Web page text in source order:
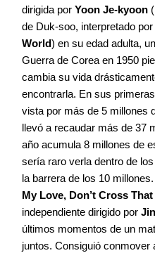
dirigida por Yoon Je-kyoon (
de Duk-soo, interpretado por
World) en su edad adulta,
Guerra de Corea en 1950
cambia su vida
encontrarla. En sus
vista por más de 5 millones
llevó a recaudar más de 37
año acumula 8 millones de
sería raro verla dentro de
la barrera de los 10
My Love, Don’t Cross
independiente dirigido por
últimos momentos de un
juntos. Consiguió conmover